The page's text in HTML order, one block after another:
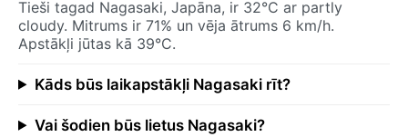
Tieši tagad Nagasaki, Japāna, ir 32°C ar partly
cloudy. Mitrums ir 71% un vēja ātrums 6 km/h.
Apstākļi jūtas kā 39°C.
Kāds būs laikapstākļi Nagasaki rīt?
Vai šodien būs lietus Nagasaki?